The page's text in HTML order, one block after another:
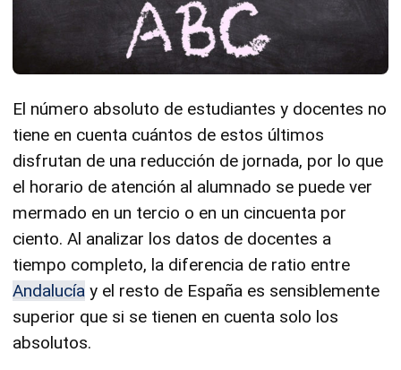
El número absoluto de estudiantes y docentes no
tiene en cuenta cuántos de estos últimos
disfrutan de una reducción de jornada, por lo que
el horario de atención al alumnado se puede ver
mermado en un tercio o en un cincuenta por
ciento. Al analizar los datos de docentes a
tiempo completo, la diferencia de ratio entre
Andalucía y el resto de España es sensiblemente
superior que si se tienen en cuenta solo los
absolutos.